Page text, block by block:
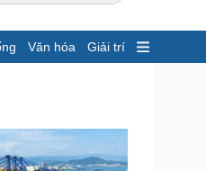
Văn hóa Giải trí
dùng
khoán